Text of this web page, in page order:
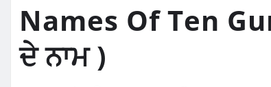
Names Of Ten
ਦੇ ਨਾਮ )